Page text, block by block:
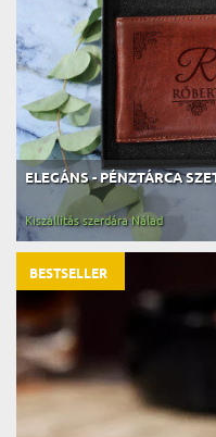
ELEGÁNS - PÉNZTÁRCA
Kiszállítás szerdára Nálad
BESTSELLER